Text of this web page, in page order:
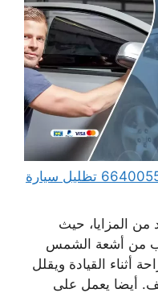
تظليل سيارات متنقل الكويت 66400552 تظليل سيارة
من المزايا، حيث
من أشعة الشمس
أثناء القيادة ويقلل
أيضا يعمل على